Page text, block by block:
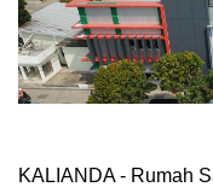
KALIANDA - Rumah